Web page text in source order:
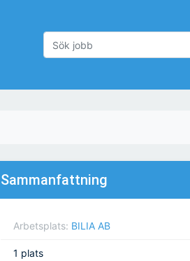
Sammanfattning
Arbetsplats: BILIA AB
1 plats